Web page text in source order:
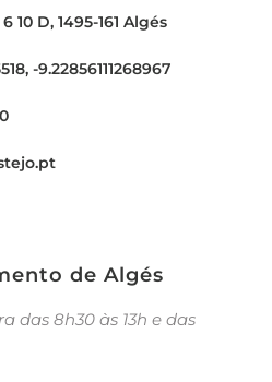
10 D, 1495-161 Algés
-9.22856111268967
de Algés
das 8h30 às 13h e das